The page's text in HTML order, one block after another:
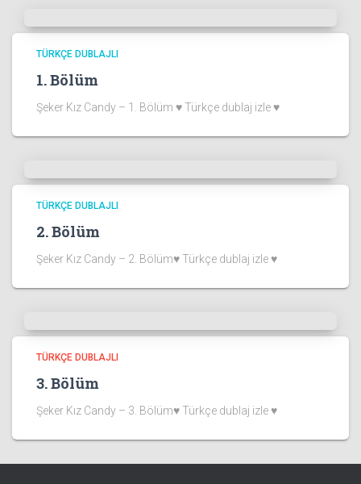
TÜRKÇE DUBLAJLI
1. Bölüm
Şeker Kız Candy – 1. Bölüm ♥ Türkçe dublaj izle ♥
TÜRKÇE DUBLAJLI
2. Bölüm
Şeker Kız Candy – 2. Bölüm♥ Türkçe dublaj izle ♥
TÜRKÇE DUBLAJLI
3. Bölüm
Şeker Kız Candy – 3. Bölüm♥ Türkçe dublaj izle ♥